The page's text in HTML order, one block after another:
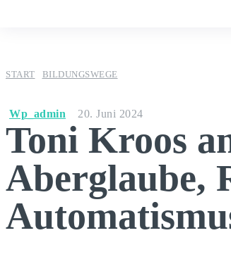
START BILDUNGSWEGE
Wp_admin 20. Juni 2024
Toni Kroos
Aberglaube,